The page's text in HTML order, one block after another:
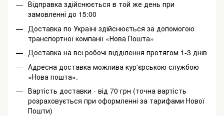
Відправка здійснюється в той же день при
замовленні до 15:00
Доставка по Україні здійснюється за допомогою
транспортної компанії «Нова Пошта»
Доставка на всі робочі відділення протягом 1-3 днів
Адресна доставка можлива кур'єрською службою
«Нова пошта».
Вартість доставки - від 70 грн (точна вартість
розраховується при оформленні за тарифами Нової
Пошти)